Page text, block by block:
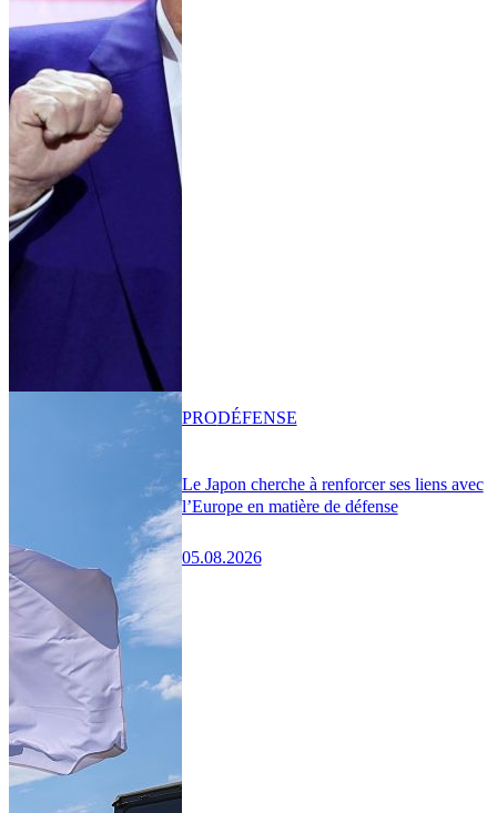
Le Japon cherche à renforcer ses liens avec
l’Europe en matière de défense
05.08.2026
PRODÉFENSE